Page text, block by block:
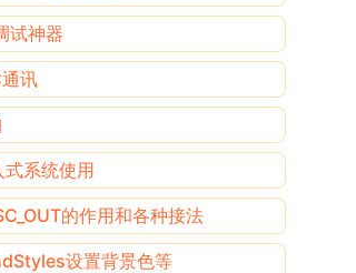
试神器
讯
系统使用
的作用和各种接法
设置背景色等